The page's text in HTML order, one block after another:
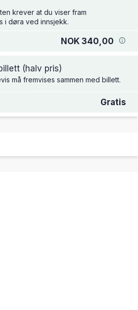
krever at du viser fram
i døra ved innsjekk.
NOK 340,00
(halv pris)
må fremvises sammen med billett.
Gratis